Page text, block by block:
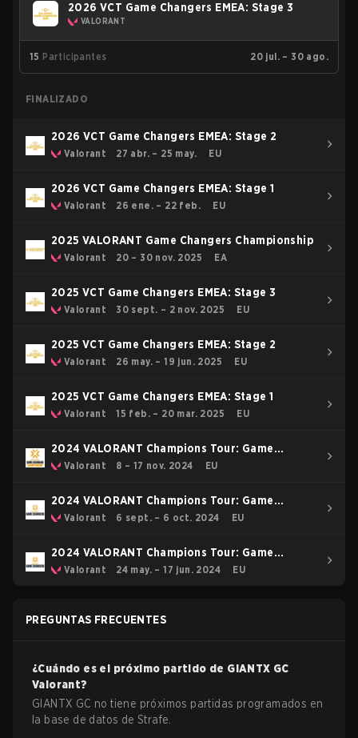
2026 VCT Game Changers EMEA: Stage 3
VALORANT
15 Participantes 20 jul. – 30 ago.
FINALIZADO
2026 VCT Game Changers EMEA: Stage 2
Valorant 27 abr. – 25 may. EU
2026 VCT Game Changers EMEA: Stage 1
Valorant 26 ene. – 22 feb. EU
2025 VALORANT Game Changers Championship
Valorant 20 – 30 nov. 2025 EA
2025 VCT Game Changers EMEA: Stage 3
Valorant 30 sept. – 2 nov. 2025 EU
2025 VCT Game Changers EMEA: Stage 2
Valorant 26 may. – 19 jun. 2025 EU
2025 VCT Game Changers EMEA: Stage 1
Valorant 15 feb. – 20 mar. 2025 EU
2024 VALORANT Champions Tour: Game
Changers Championship
Valorant 8 – 17 nov. 2024 EU
2024 VALORANT Champions Tour: Game
Changers EMEA Stage 3
Valorant 6 sept. – 6 oct. 2024 EU
2024 VALORANT Champions Tour: Game
Changers EMEA Stage 2
Valorant 24 may. – 17 jun. 2024 EU
PREGUNTAS FRECUENTES
¿Cuándo es el próximo partido de GIANTX GC
Valorant?
GIANTX GC no tiene próximos partidas programados en
la base de datos de Strafe.